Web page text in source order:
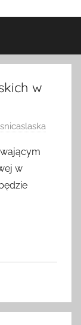
w
w